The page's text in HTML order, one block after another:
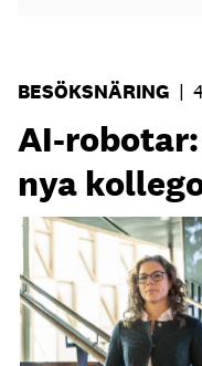
BESÖKSNÄRING |
AI-
nya
Professor Kristina
Dylan Calluy /